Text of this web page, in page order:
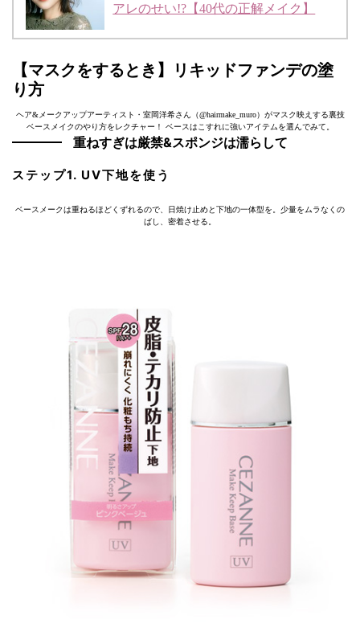
アレのせい!?【40代の正解メイク】
【マスクをするとき】リキッドファンデの塗
り方
ヘア&メークアップアーティスト・室岡洋希さん（@hairmake_muro）がマスク映えする裏技
ベースメイクのやり方をレクチャー！ ベースはこすれに強いアイテムを選んでみて。
重ねすぎは厳禁&スポンジは濡らして
ステップ1. UV下地を使う
ベースメークは重ねるほどくずれるので、日焼け止めと下地の一体型を。少量をムラなくの
ばし、密着させる。